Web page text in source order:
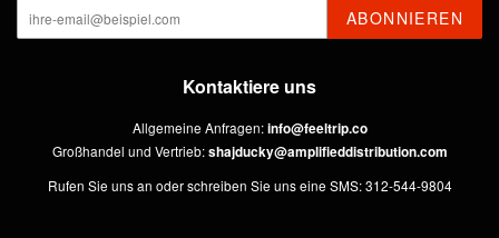
ABONNIEREN
Kontaktiere uns
Allgemeine Anfragen:info@feeltrip.co
Großhandel und Vertrieb:shajducky@amplifieddistribution.com
Rufen Sie uns an oder schreiben Sie uns eine SMS: 312-544-9804